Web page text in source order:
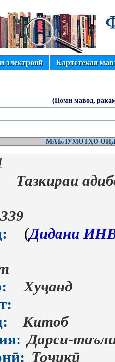
электронӣ
Картотекаи
(Номи мавод,
МАЪЛУМОТҲО
Тазкираи
339
(Дидани
Хуҷанд
Китоб
Дарси-
Тоҷикӣ